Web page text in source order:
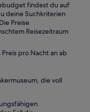
findest du auf
deine Suchkriterien
Preise
Reisezeitraum
pro Nacht an ab
die voll